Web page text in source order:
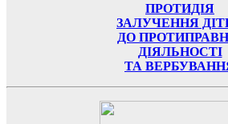
ПРОТИДІЯ
ЗАЛУЧЕННЯ
ДО
ДІЯЛЬНОСТІ
ТА